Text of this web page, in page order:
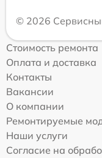
© 2026
Стоимость ремонта
Оплата и доставка
Контакты
Вакансии
О компании
Ремонтируемые
Наши услуги
Согласие на